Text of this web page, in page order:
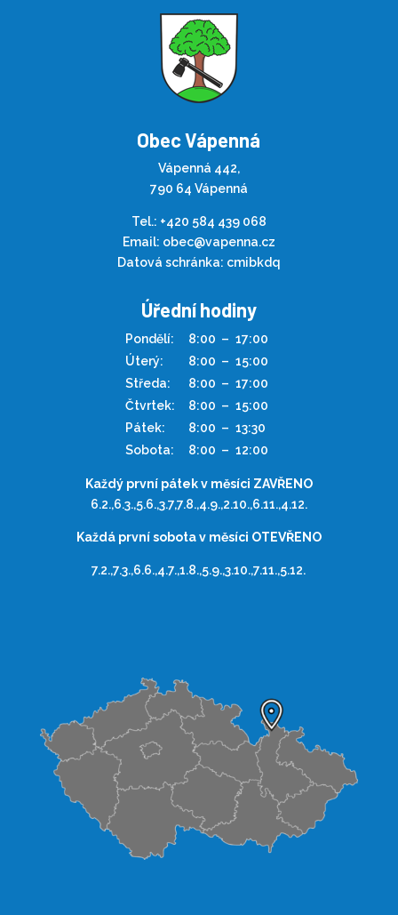
Obec Vápenná
Vápenná 442,
790 64 Vápenná
Tel.: +420 584 439 068
Email: obec@vapenna.cz
Datová schránka: cmibkdq
Úřední hodiny
Pondělí: 8:00 – 17:00
Úterý:
8:00 – 15:00
Středa:
8:00 – 17:00
Čtvrtek:
8:00 – 15:00
Pátek:
8:00 – 13:30
Sobota:
8:00 – 12:00
Každý první pátek v měsíci ZAVŘENO
6.2.,6.3.,5.6.,3.7,7.8.,4.9.,2.10.,6.11.,4.12.
Každá první sobota v měsíci OTEVŘENO
7.2.,7.3.,6.6.,4.7.,1.8.,5.9.,3.10.,7.11.,5.12.